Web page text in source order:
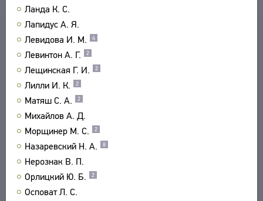
Ланда К. С.
Лапидус А. Я.
Левидова И. М.
4
Левинтон А. Г. 2
Лещинская Г. И. 2
Лилли И. К. 2
Матяш С. А. 2
Михайлов А. Д.
Морщинер М. С.
2
Назаревский Н. А. 8
Нерознак В. П.
Орлицкий Ю. Б.
2
Осповат Л. С.